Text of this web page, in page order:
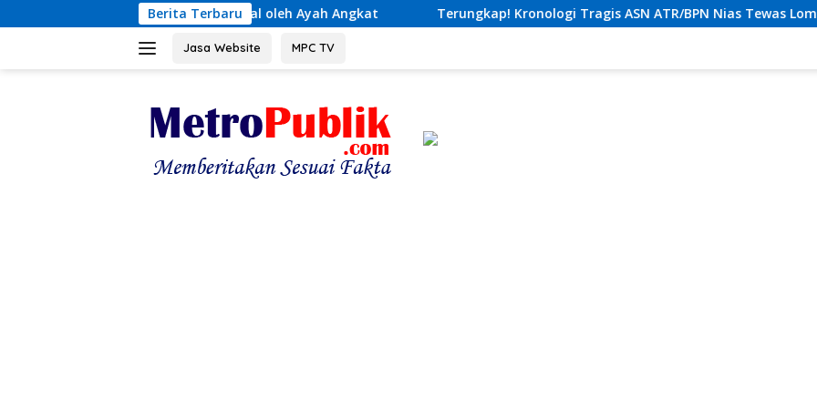
ke
Berita Terbaru
Seksual oleh Ayah Angkat Terungkap! Kronologi Tragis ASN ATR/BPN Nias Tewas Lompat dari Lantai 12
Jasa Website MPC TV